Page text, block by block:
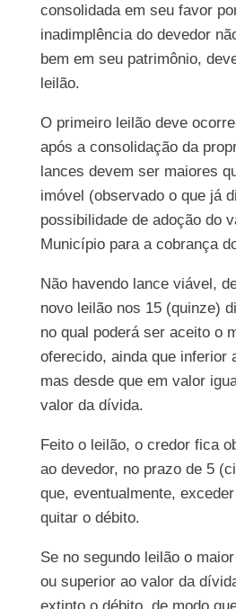
consolidada em seu favor
inadimplência do devedor
bem em seu patrimônio,
leilão.
O primeiro leilão deve
após a consolidação da
lances devem ser maiores
imóvel (observado o que já
possibilidade de adoção do
Município para a cobrança
Não havendo lance viável,
novo leilão nos 15 (quinze)
no qual poderá ser aceito o
oferecido, ainda que inferior
mas desde que em valor
valor da dívida.
Feito o leilão, o credor fica
ao devedor, no prazo de 5
que, eventualmente,
quitar o débito.
Se no segundo leilão o
ou superior ao valor da
extinto o débito, de modo